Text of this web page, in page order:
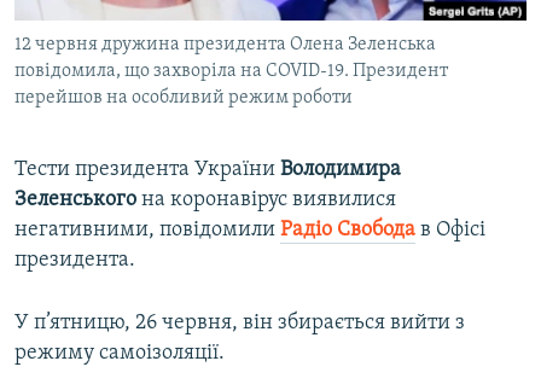
УКРАЇНСЬКА ПРОБЛЕМА КРИМУ
ІНФОГРАФІКА
ДОЛУЧАЙСЯ!
Усі сайти RFE/RL
12 червня дружина президента Олена Зеленська
повідомила, що захворіла на COVID-19. Президент
перейшов на особливий режим роботи
Тести президента України Володимира
Зеленського на коронавірус виявилися
негативними, повідомили Радіо Свобода в Офісі
президента.
У п’ятницю, 26 червня, він збирається вийти з
режиму самоізоляції.